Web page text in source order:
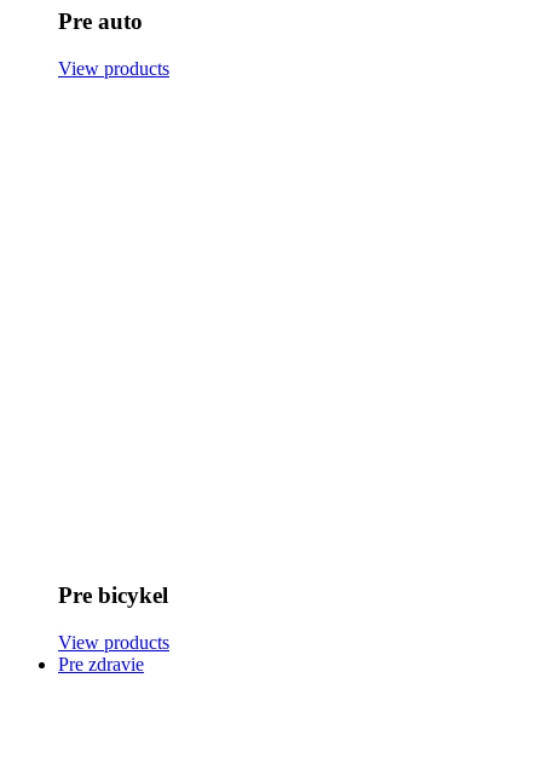
Pre auto
View products
Pre bicykel
View products
Pre zdravie